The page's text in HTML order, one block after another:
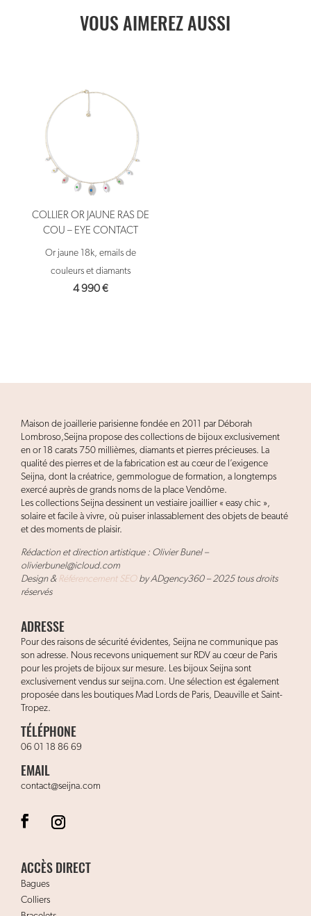
VOUS AIMEREZ AUSSI
COLLIER OR JAUNE RAS DE
COU – EYE CONTACT
Or jaune 18k, emails de
couleurs et diamants
4 990€
Maison de joaillerie parisienne fondée en 2011 par Déborah
Lombroso,Seijna propose des collections de bijoux exclusivement
en or 18 carats 750 millièmes, diamants et pierres précieuses. La
qualité des pierres et de la fabrication est au cœur de l’exigence
Seijna, dont la créatrice, gemmologue de formation, a longtemps
exercé auprès de grands noms de la place Vendôme.
Les collections Seijna dessinent un vestiaire joaillier « easy chic »,
solaire et facile à vivre, où puiser inlassablement des objets de beauté
et des moments de plaisir.
Rédaction et direction artistique : Olivier Bunel –
olivierbunel@icloud.com
Design & Référencement SEOby ADgency360 – 2025 tous droits
réservés
ADRESSE
Pour des raisons de sécurité évidentes, Seijna ne communique pas
son adresse. Nous recevons uniquement sur RDV au cœur de Paris
pour les projets de bijoux sur mesure. Les bijoux Seijna sont
exclusivement vendus sur seijna.com. Une sélection est également
proposée dans les boutiques Mad Lords de Paris, Deauville et Saint-
Tropez.
TÉLÉPHONE
06 01 18 86 69
EMAIL
contact@seijna.com
ACCÈS DIRECT
Bagues
Colliers